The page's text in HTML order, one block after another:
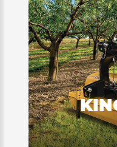
se compose
construit
(acier anti-
position du
auto-
produit
derrière le
d'énergie du
minimum, ce